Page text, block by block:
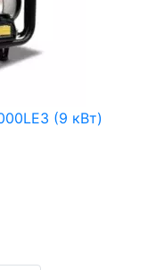
(9 кВт)